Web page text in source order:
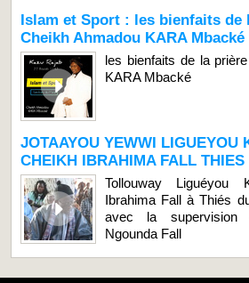
Islam et Sport : les bienfaits de
Cheikh Ahmadou KARA Mbacké
les bienfaits de la
KARA Mbacké
JOTAAYOU YEWWI LIGUEYOU
CHEIKH IBRAHIMA FALL
Tollouway Liguéyou
Ibrahima Fall à Thiés
avec la supervision
Ngounda Fall